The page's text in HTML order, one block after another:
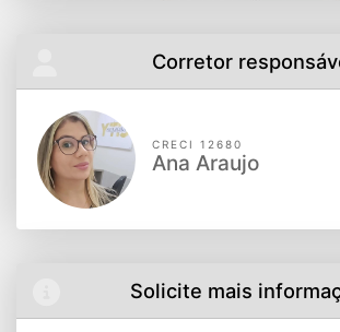
Corretor
CRECI 12680
Ana Araujo
Solicite mais